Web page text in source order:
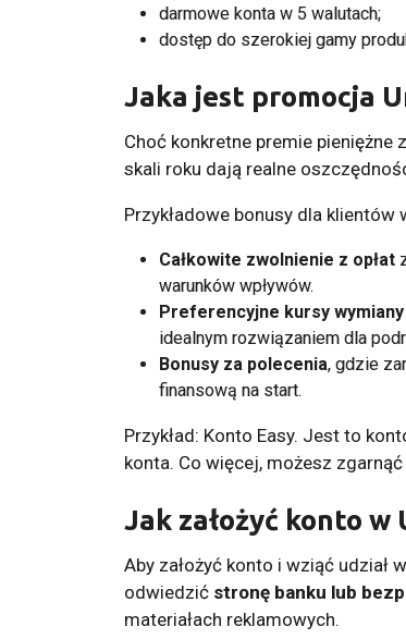
darmowe konta w 5 walutach;
dostęp do szerokiej gamy
Jaka jest promocja
Choć konkretne premie pieniężne
skali roku dają realne
Przykładowe bonusy dla klientów
Całkowite zwolnienie z opłat
warunków wpływów.
Preferencyjne kursy
idealnym rozwiązaniem dla
Bonusy za polecenia, gdzie
finansową na start.
Przykład: Konto Easy. Jest to
konta. Co więcej, możesz
Jak założyć konto w
Aby założyć konto i wziąć udział
odwiedzić stronę banku lub
materiałach reklamowych.